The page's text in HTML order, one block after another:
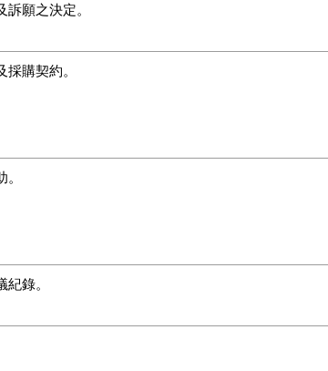
願之決定。
購契約。
錄。